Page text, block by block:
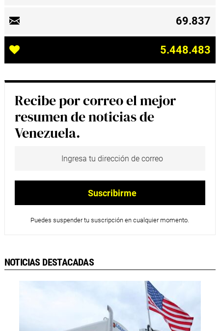
69.837
5.448.483
Recibe por correo el mejor
resumen de noticias de
Venezuela.
Puedes suspender tu suscripción en cualquier momento.
NOTICIAS DESTACADAS